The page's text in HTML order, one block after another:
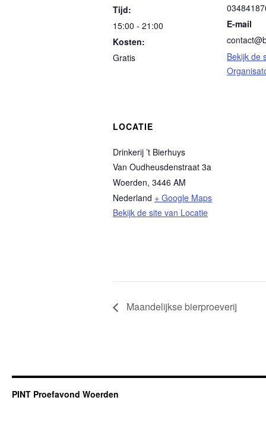
Tijd:
15:00 - 21:00
Kosten:
Gratis
E-mail
Bekijk de
LOCATIE
Drinkerij ’t Bierhuys
Van Oudheusdenstraat 3a
Woerden, 3446 AM
Nederland + Google Maps
Bekijk de site van Locatie
Maandelijkse bierproeverij
PINT Proefavond Woerden